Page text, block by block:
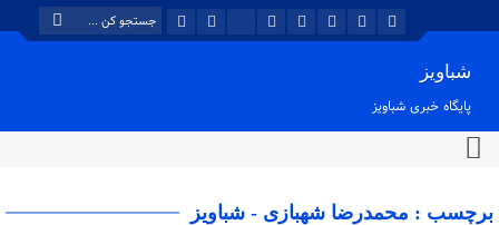
شباویز
پایگاه خبری شباویز
برچسب : محمدرضا شهبازی - شباویز